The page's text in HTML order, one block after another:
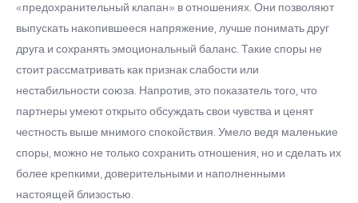
«предохранительный клапан» в отношениях. Они позволяют
выпускать накопившееся напряжение, лучше понимать друг
друга и сохранять эмоциональный баланс. Такие споры не
стоит рассматривать как признак слабости или
нестабильности союза. Напротив, это показатель того, что
партнеры умеют открыто обсуждать свои чувства и ценят
честность выше мнимого спокойствия. Умело ведя маленькие
споры, можно не только сохранить отношения, но и сделать их
более крепкими, доверительными и наполненными
настоящей близостью.